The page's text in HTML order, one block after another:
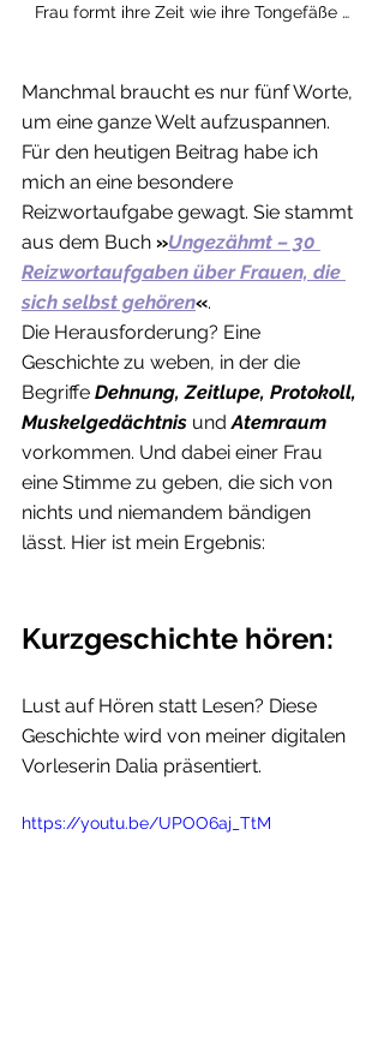
Frau formt ihre Zeit wie ihre Tongefäße …
Manchmal braucht es nur fünf Worte,
um eine ganze Welt aufzuspannen.
Für den heutigen Beitrag habe ich
mich an eine besondere
Reizwortaufgabe gewagt. Sie stammt
aus dem Buch »Ungezähmt – 30
Reizwortaufgaben über Frauen, die
sich selbst gehören«.
Die Herausforderung? Eine
Geschichte zu weben, in der die
Begriffe Dehnung, Zeitlupe, Protokoll,
Muskelgedächtnis und Atemraum
vorkommen. Und dabei einer Frau
eine Stimme zu geben, die sich von
nichts und niemandem bändigen
lässt. Hier ist mein Ergebnis:
Kurzgeschichte hören:
Lust auf Hören statt Lesen? Diese
Geschichte wird von meiner digitalen
Vorleserin Dalia präsentiert.
https://youtu.be/UPOO6aj_TtM